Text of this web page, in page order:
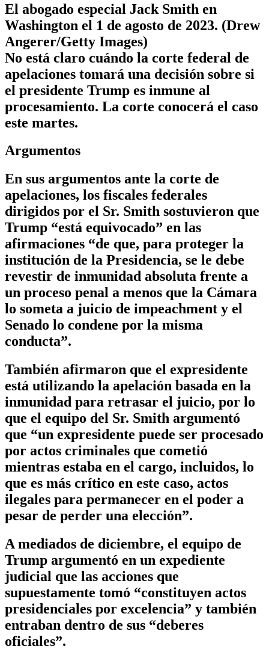
El abogado especial Jack Smith en
Washington el 1 de agosto de 2023. (Drew
Angerer/Getty Images)
No está claro cuándo la corte federal de
apelaciones tomará una decisión sobre si
el presidente Trump es inmune al
procesamiento. La corte conocerá el caso
este martes.
Argumentos
En sus argumentos ante la corte de
apelaciones, los fiscales federales
dirigidos por el Sr. Smith sostuvieron que
Trump “está equivocado” en las
afirmaciones “de que, para proteger la
institución de la Presidencia, se le debe
revestir de inmunidad absoluta frente a
un proceso penal a menos que la Cámara
lo someta a juicio de impeachment y el
Senado lo condene por la misma
conducta”.
También afirmaron que el expresidente
está utilizando la apelación basada en la
inmunidad para retrasar el juicio, por lo
que el equipo del Sr. Smith argumentó
que “un expresidente puede ser procesado
por actos criminales que cometió
mientras estaba en el cargo, incluidos, lo
que es más crítico en este caso, actos
ilegales para permanecer en el poder a
pesar de perder una elección”.
A mediados de diciembre, el equipo de
Trump argumentó en un expediente
judicial que las acciones que
supuestamente tomó “constituyen actos
presidenciales por excelencia” y también
entraban dentro de sus “deberes
oficiales”.